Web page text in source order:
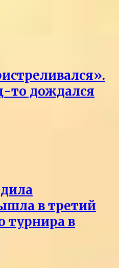
то дождался
в третий
турнира в